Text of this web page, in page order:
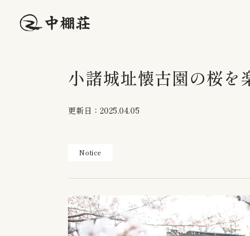
小諸城址懐古園の桜
更新日：2025.04.05
Notice